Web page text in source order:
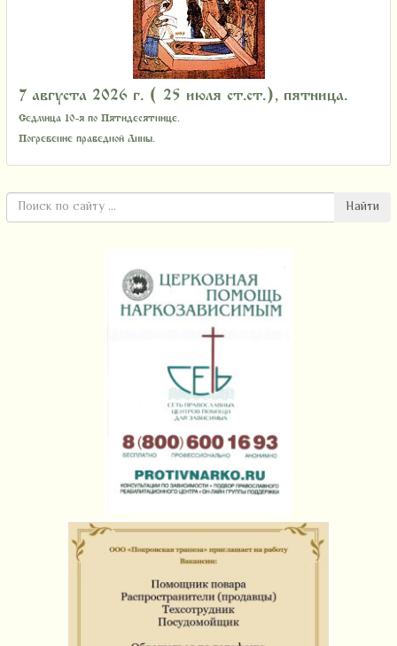
7 августа 2026 г. ( 25 июля ст.ст.), пятница.
Седмица 10-я по Пятидесятнице.
Погребение праведной Анны.
Найти